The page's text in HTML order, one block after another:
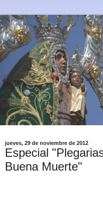
jueves, 29 de noviembre de 2012
Especial
Buena Muerte"